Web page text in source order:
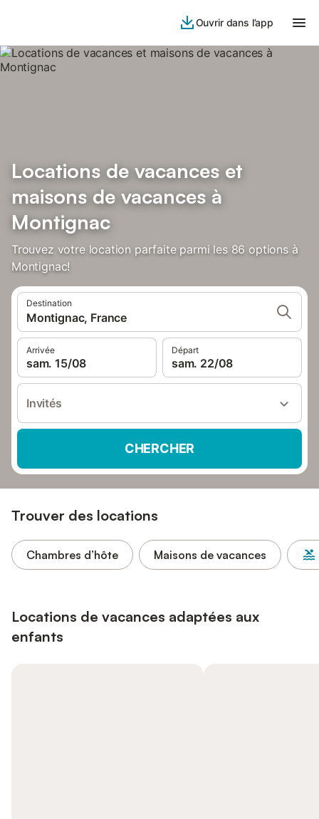
Ouvrir dans l’app
Locations de vacances et
maisons de vacances à
Montignac
Trouvez votre location parfaite parmi les 86 options à
Montignac!
Destination
Montignac, France
Arrivée
sam. 15/08
Départ
sam. 22/08
Invités
CHERCHER
Trouver des locations
Chambres d’hôte Maisons de vacances
Locations de vacances adaptées aux
enfants